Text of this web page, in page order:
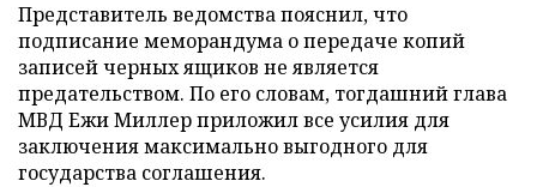
Представитель ведомства пояснил, что
подписание меморандума о передаче копий
записей черных ящиков не является
предательством. По его словам, тогдашний глава
МВД Ежи Миллер приложил все усилия для
заключения максимально выгодного для
государства соглашения.